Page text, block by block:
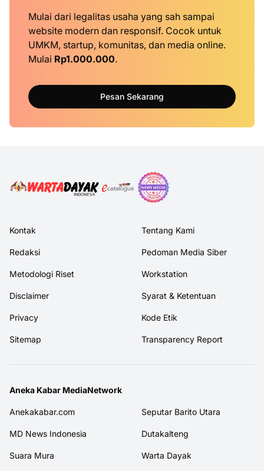
Mulai dari legalitas usaha yang sah sampai
website modern dan responsif. Cocok untuk
UMKM, startup, komunitas, dan media online.
Mulai Rp1.000.000.
Pesan Sekarang
Kontak Tentang Kami
Redaksi Pedoman Media Siber
Metodologi Riset Workstation
Disclaimer Syarat & Ketentuan
Privacy Kode Etik
Sitemap Transparency Report
Aneka Kabar MediaNetwork
Anekakabar.com Seputar Barito Utara
MD News Indonesia Dutakalteng
Suara Mura Warta Dayak